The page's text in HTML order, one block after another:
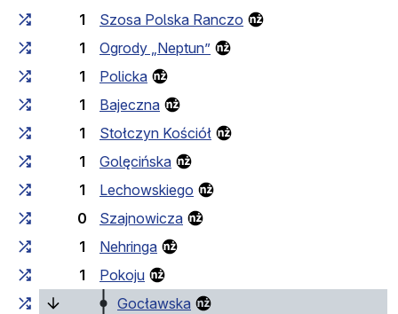
1
Szosa Polska Ranczo
1
Ogrody „Neptun”
1
Policka
1
Bajeczna
1
Stołczyn Kościół
1
Golęcińska
1
Lechowskiego
0
Szajnowicza
1
Nehringa
1
Pokoju
Gocławska